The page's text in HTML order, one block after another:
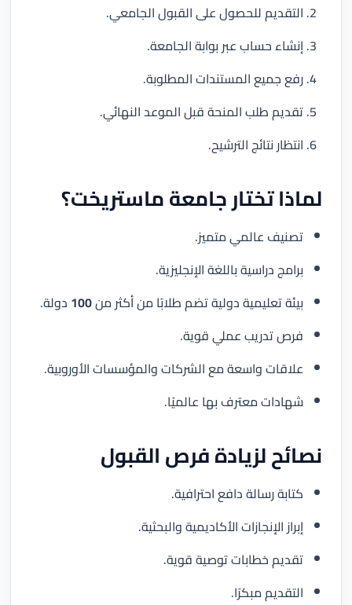
التقديم للحصول على القبول الجامعي.
إنشاء حساب عبر بوابة الجامعة.
رفع جميع المستندات المطلوبة.
تقديم طلب المنحة قبل الموعد النهائي.
انتظار نتائج الترشيح.
لماذا تختار جامعة ماستريخت؟
تصنيف عالمي متميز.
برامج دراسية باللغة الإنجليزية.
بيئة تعليمية دولية تضم طلابًا من أكثر من100 دولة.
فرص تدريب عملي قوية.
علاقات واسعة مع الشركات والمؤسسات الأوروبية.
شهادات معترف بها عالميًا.
نصائح لزيادة فرص القبول
كتابة رسالة دافع احترافية.
إبراز الإنجازات الأكاديمية والبحثية.
تقديم خطابات توصية قوية.
التقديم مبكرًا.